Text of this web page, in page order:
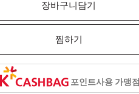
장바구니담기
찜하기
포인트사용 가맹점